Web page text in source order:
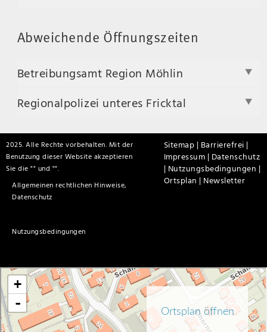
Abweichende Öffnungszeiten
Betreibungsamt Region Möhlin
Regionalpolizei unteres Fricktal
2025. Alle Rechte vorbehalten. Mit der
Benutzung dieser Website akzeptieren
Sie die "
Allgemeinen rechtlichen Hinweise,
Datenschutz
" und "
Nutzungsbedingungen
".
Sitemap | Barrierefrei |
Impressum | Datenschutz
| Nutzungsbedingungen |
Ortsplan | Newsletter